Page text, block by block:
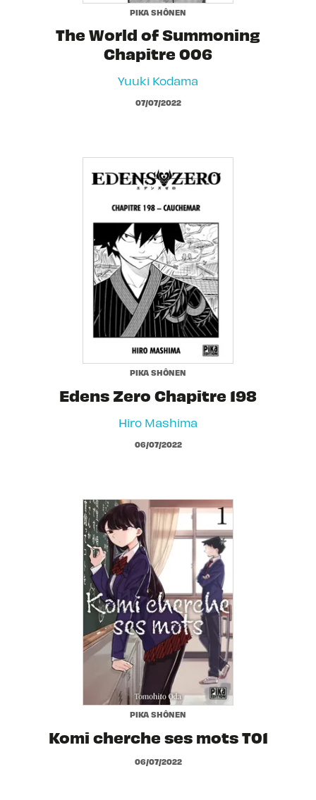
PIKA SHÔNEN
The World of Summoning
Chapitre 006
Yuuki Kodama
07/07/2022
PIKA SHÔNEN
Edens Zero Chapitre 198
Hiro Mashima
06/07/2022
PIKA SHÔNEN
Komi cherche ses mots T01
06/07/2022